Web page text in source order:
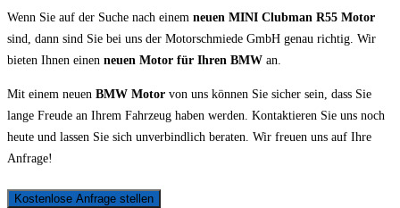
Wenn Sie auf der Suche nach einem neuen MINI Clubman R55 Motor
sind, dann sind Sie bei uns der Motorschmiede GmbH genau richtig. Wir
bieten Ihnen einen neuen Motor für Ihren BMW an.
Mit einem neuen BMW Motor von uns können Sie sicher sein, dass Sie
lange Freude an Ihrem Fahrzeug haben werden. Kontaktieren Sie uns noch
heute und lassen Sie sich unverbindlich beraten. Wir freuen uns auf Ihre
Anfrage!
Kostenlose Anfrage stellen